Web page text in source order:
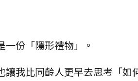
份「隱形禮物」。
我比同齡人更早去思考「如